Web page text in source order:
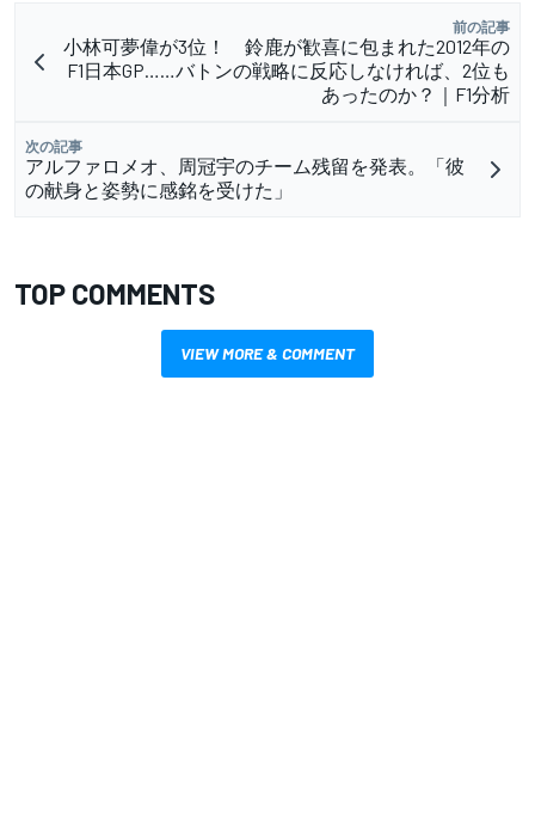
前の記事
小林可夢偉が3位！ 鈴鹿が歓喜に包まれた2012年の
F1日本GP……バトンの戦略に反応しなければ、2位も
あったのか？｜F1分析
次の記事
アルファロメオ、周冠宇のチーム残留を発表。「彼
の献身と姿勢に感銘を受けた」
TOP COMMENTS
VIEW MORE & COMMENT